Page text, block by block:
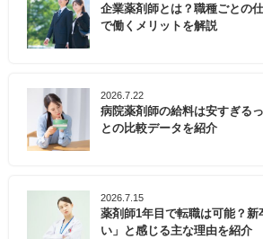
企業薬剤師とは？職種ごとの
で働くメリットを解説
2026.7.22
病院薬剤師の給料は安すぎる
との比較データを紹介
2026.7.15
薬剤師1年目で転職は可能？新
い」と感じる主な理由を紹介